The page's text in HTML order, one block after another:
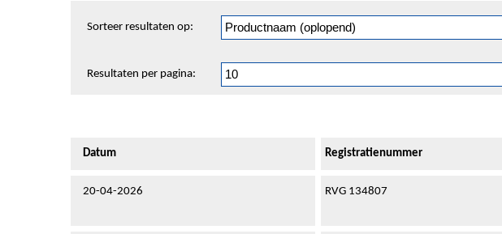
en
Sorteer resultaten op:
Resultaten per pagina:
Datum Registratienummer
20-04-2026 RVG 134807